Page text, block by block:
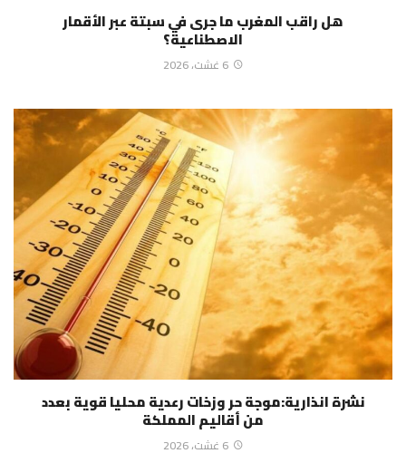
هل راقب المغرب ما جرى في سبتة عبر الأقمار
الاصطناعية؟
6 غشت، 2026
نشرة انذارية:موجة حر وزخات رعدية محليا قوية بعدد
من أقاليم المملكة
6 غشت، 2026